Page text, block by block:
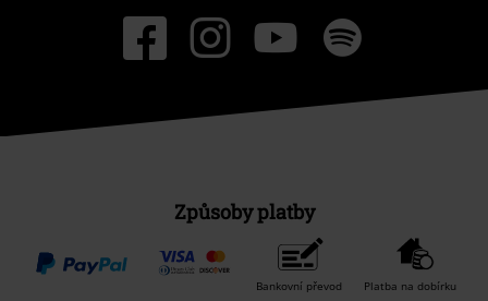
Způsoby platby
Bankovní převod Platba na dobírku